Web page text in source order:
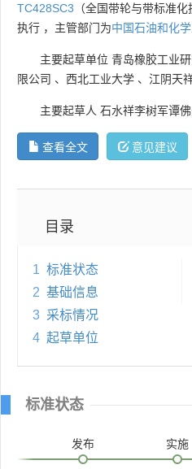
TC428SC3 （全国带轮与带标准
执行 ，主管部门为中国石油和化
主要起草单位 青岛橡胶工业
限公司 、 西北工业大学 、 江阴天
主要起草人 石水祥李树军谭
查看全文 意见建议
目录
1 标准状态
2 基础信息
3 采标情况
4 起草单位
标准状态
发布 实施